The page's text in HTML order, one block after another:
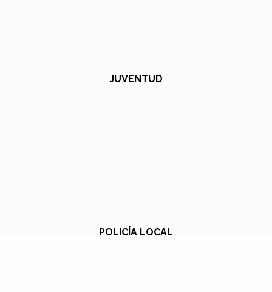
JUVENTUD
POLICÍA LOCAL